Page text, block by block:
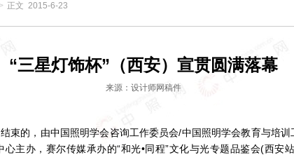
> 正文 2015-6-23
“三星灯饰杯”（西安）宣贯圆满落幕
来源：设计师网稿件
的，由中国照明学会咨询工作委员会/中国照明学会教育与培训
心主办，赛尔传媒承办的“和光•同程”文化与光专题品鉴会(西安